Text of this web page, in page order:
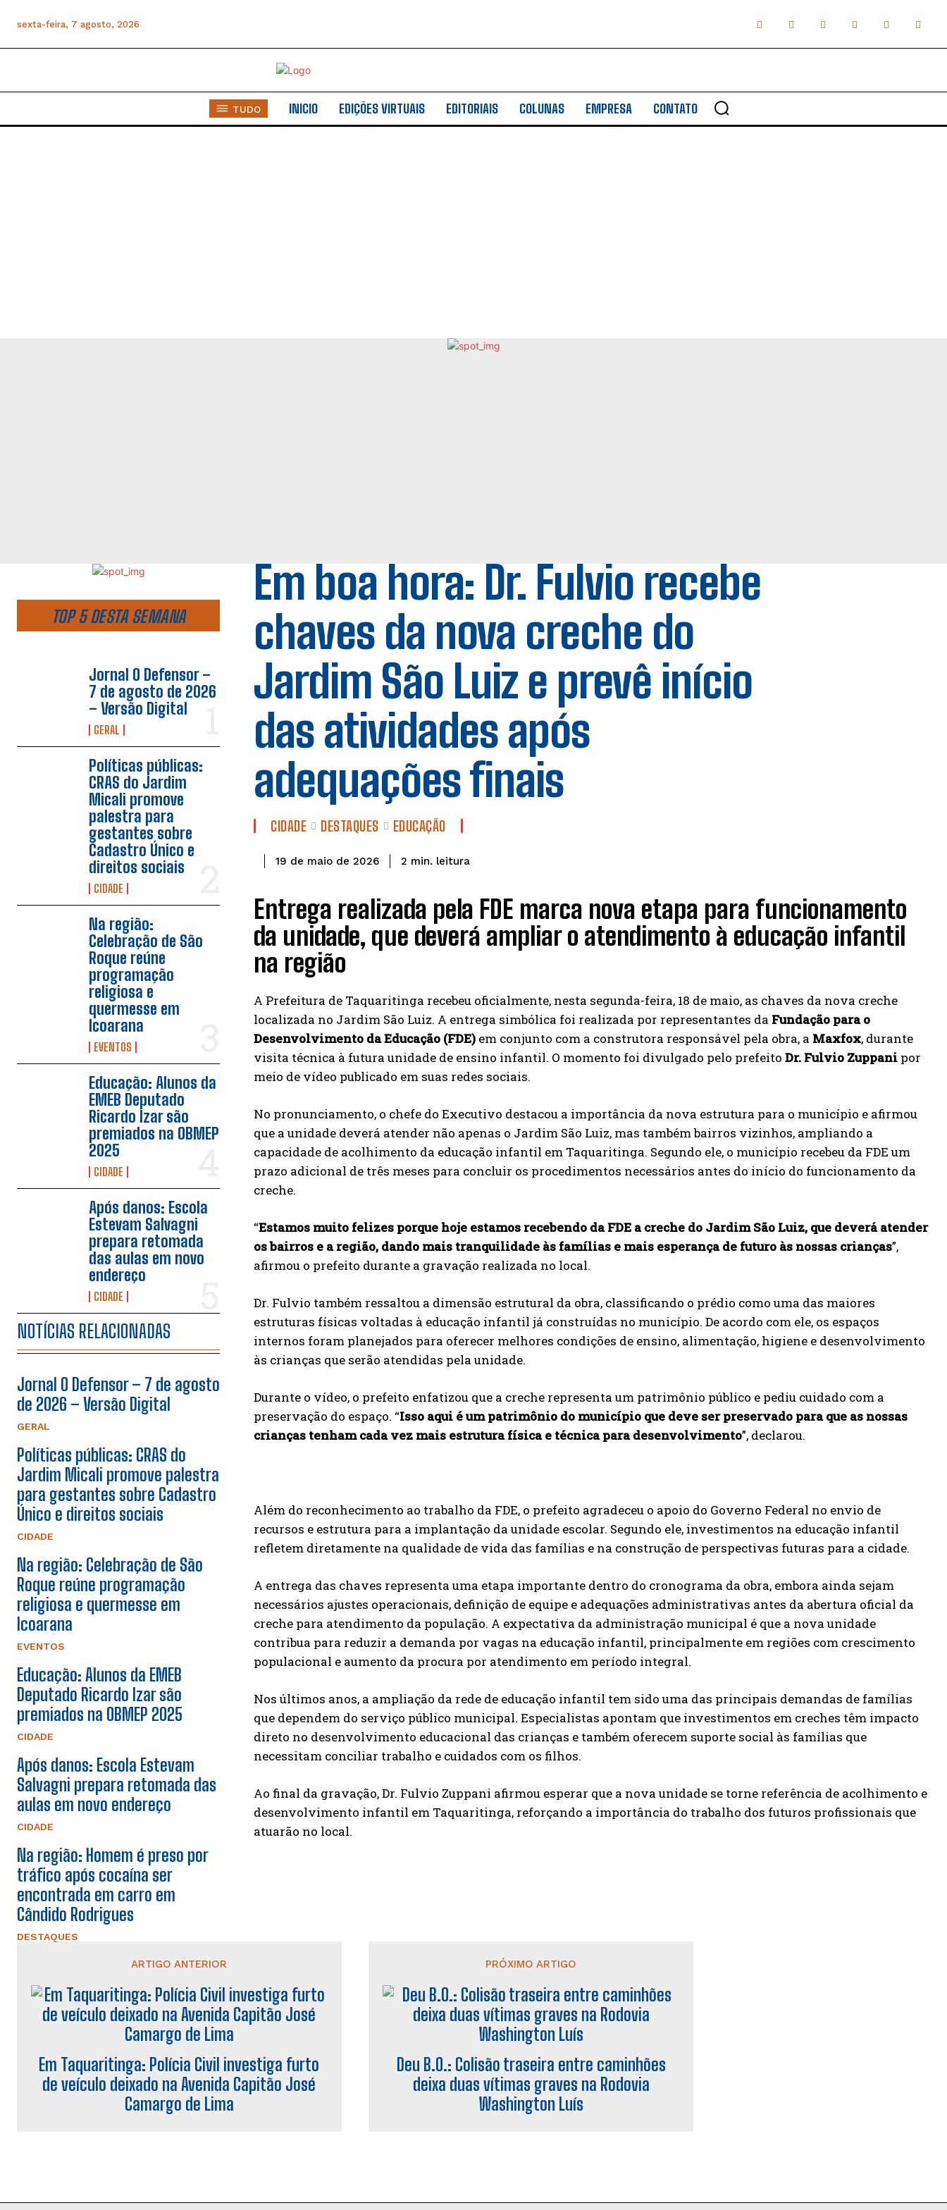
sexta-feira, 7 agosto, 2026
TUDO INICIO EDIÇÕES VIRTUAIS EDITORIAIS COLUNAS EMPRESA CONTATO
TOP 5 DESTA SEMANA
Jornal O Defensor –
7 de agosto de 2026
– Versão Digital
GERAL
Políticas públicas:
CRAS do Jardim
Micali promove
palestra para
gestantes sobre
Cadastro Único e
direitos sociais
CIDADE
Na região:
Celebração de São
Roque reúne
programação
religiosa e
quermesse em
Icoarana
EVENTOS
Educação: Alunos da
EMEB Deputado
Ricardo Izar são
premiados na OBMEP
2025
CIDADE
Após danos: Escola
Estevam Salvagni
prepara retomada
das aulas em novo
endereço
CIDADE
NOTÍCIAS RELACIONADAS
Jornal O Defensor – 7 de agosto
de 2026 – Versão Digital
GERAL
Políticas públicas: CRAS do
Jardim Micali promove palestra
para gestantes sobre Cadastro
Único e direitos sociais
CIDADE
Na região: Celebração de São
Roque reúne programação
religiosa e quermesse em
Icoarana
EVENTOS
Educação: Alunos da EMEB
Deputado Ricardo Izar são
premiados na OBMEP 2025
CIDADE
Após danos: Escola Estevam
Salvagni prepara retomada das
aulas em novo endereço
CIDADE
Na região: Homem é preso por
tráfico após cocaína ser
encontrada em carro em
Cândido Rodrigues
DESTAQUES
Em boa hora: Dr. Fulvio recebe
chaves da nova creche do
Jardim São Luiz e prevê início
das atividades após
adequações finais
CIDADE DESTAQUES EDUCAÇÃO
19 de maio de 2026 2 min. leitura
Entrega realizada pela FDE marca nova etapa para funcionamento
da unidade, que deverá ampliar o atendimento à educação infantil
na região
A Prefeitura de Taquaritinga recebeu oficialmente, nesta segunda-feira, 18 de maio, as chaves da nova creche
localizada no Jardim São Luiz. A entrega simbólica foi realizada por representantes da Fundação para o
Desenvolvimento da Educação (FDE) em conjunto com a construtora responsável pela obra, a Maxfox, durante
visita técnica à futura unidade de ensino infantil. O momento foi divulgado pelo prefeito Dr. Fulvio Zuppani por
meio de vídeo publicado em suas redes sociais.
No pronunciamento, o chefe do Executivo destacou a importância da nova estrutura para o município e afirmou
que a unidade deverá atender não apenas o Jardim São Luiz, mas também bairros vizinhos, ampliando a
capacidade de acolhimento da educação infantil em Taquaritinga. Segundo ele, o município recebeu da FDE um
prazo adicional de três meses para concluir os procedimentos necessários antes do início do funcionamento da
creche.
“Estamos muito felizes porque hoje estamos recebendo da FDE a creche do Jardim São Luiz, que deverá atender
os bairros e a região, dando mais tranquilidade às famílias e mais esperança de futuro às nossas crianças”,
afirmou o prefeito durante a gravação realizada no local.
Dr. Fulvio também ressaltou a dimensão estrutural da obra, classificando o prédio como uma das maiores
estruturas físicas voltadas à educação infantil já construídas no município. De acordo com ele, os espaços
internos foram planejados para oferecer melhores condições de ensino, alimentação, higiene e desenvolvimento
às crianças que serão atendidas pela unidade.
Durante o vídeo, o prefeito enfatizou que a creche representa um patrimônio público e pediu cuidado com a
preservação do espaço. “Isso aqui é um patrimônio do município que deve ser preservado para que as nossas
crianças tenham cada vez mais estrutura física e técnica para desenvolvimento”, declarou.
Além do reconhecimento ao trabalho da FDE, o prefeito agradeceu o apoio do Governo Federal no envio de
recursos e estrutura para a implantação da unidade escolar. Segundo ele, investimentos na educação infantil
refletem diretamente na qualidade de vida das famílias e na construção de perspectivas futuras para a cidade.
A entrega das chaves representa uma etapa importante dentro do cronograma da obra, embora ainda sejam
necessários ajustes operacionais, definição de equipe e adequações administrativas antes da abertura oficial da
creche para atendimento da população. A expectativa da administração municipal é que a nova unidade
contribua para reduzir a demanda por vagas na educação infantil, principalmente em regiões com crescimento
populacional e aumento da procura por atendimento em período integral.
Nos últimos anos, a ampliação da rede de educação infantil tem sido uma das principais demandas de famílias
que dependem do serviço público municipal. Especialistas apontam que investimentos em creches têm impacto
direto no desenvolvimento educacional das crianças e também oferecem suporte social às famílias que
necessitam conciliar trabalho e cuidados com os filhos.
Ao final da gravação, Dr. Fulvio Zuppani afirmou esperar que a nova unidade se torne referência de acolhimento e
desenvolvimento infantil em Taquaritinga, reforçando a importância do trabalho dos futuros profissionais que
atuarão no local.
ARTIGO ANTERIOR
Em Taquaritinga: Polícia Civil investiga furto
de veículo deixado na Avenida Capitão José
Camargo de Lima
PRÓXIMO ARTIGO
Deu B.O.: Colisão traseira entre caminhões
deixa duas vítimas graves na Rodovia
Washington Luís